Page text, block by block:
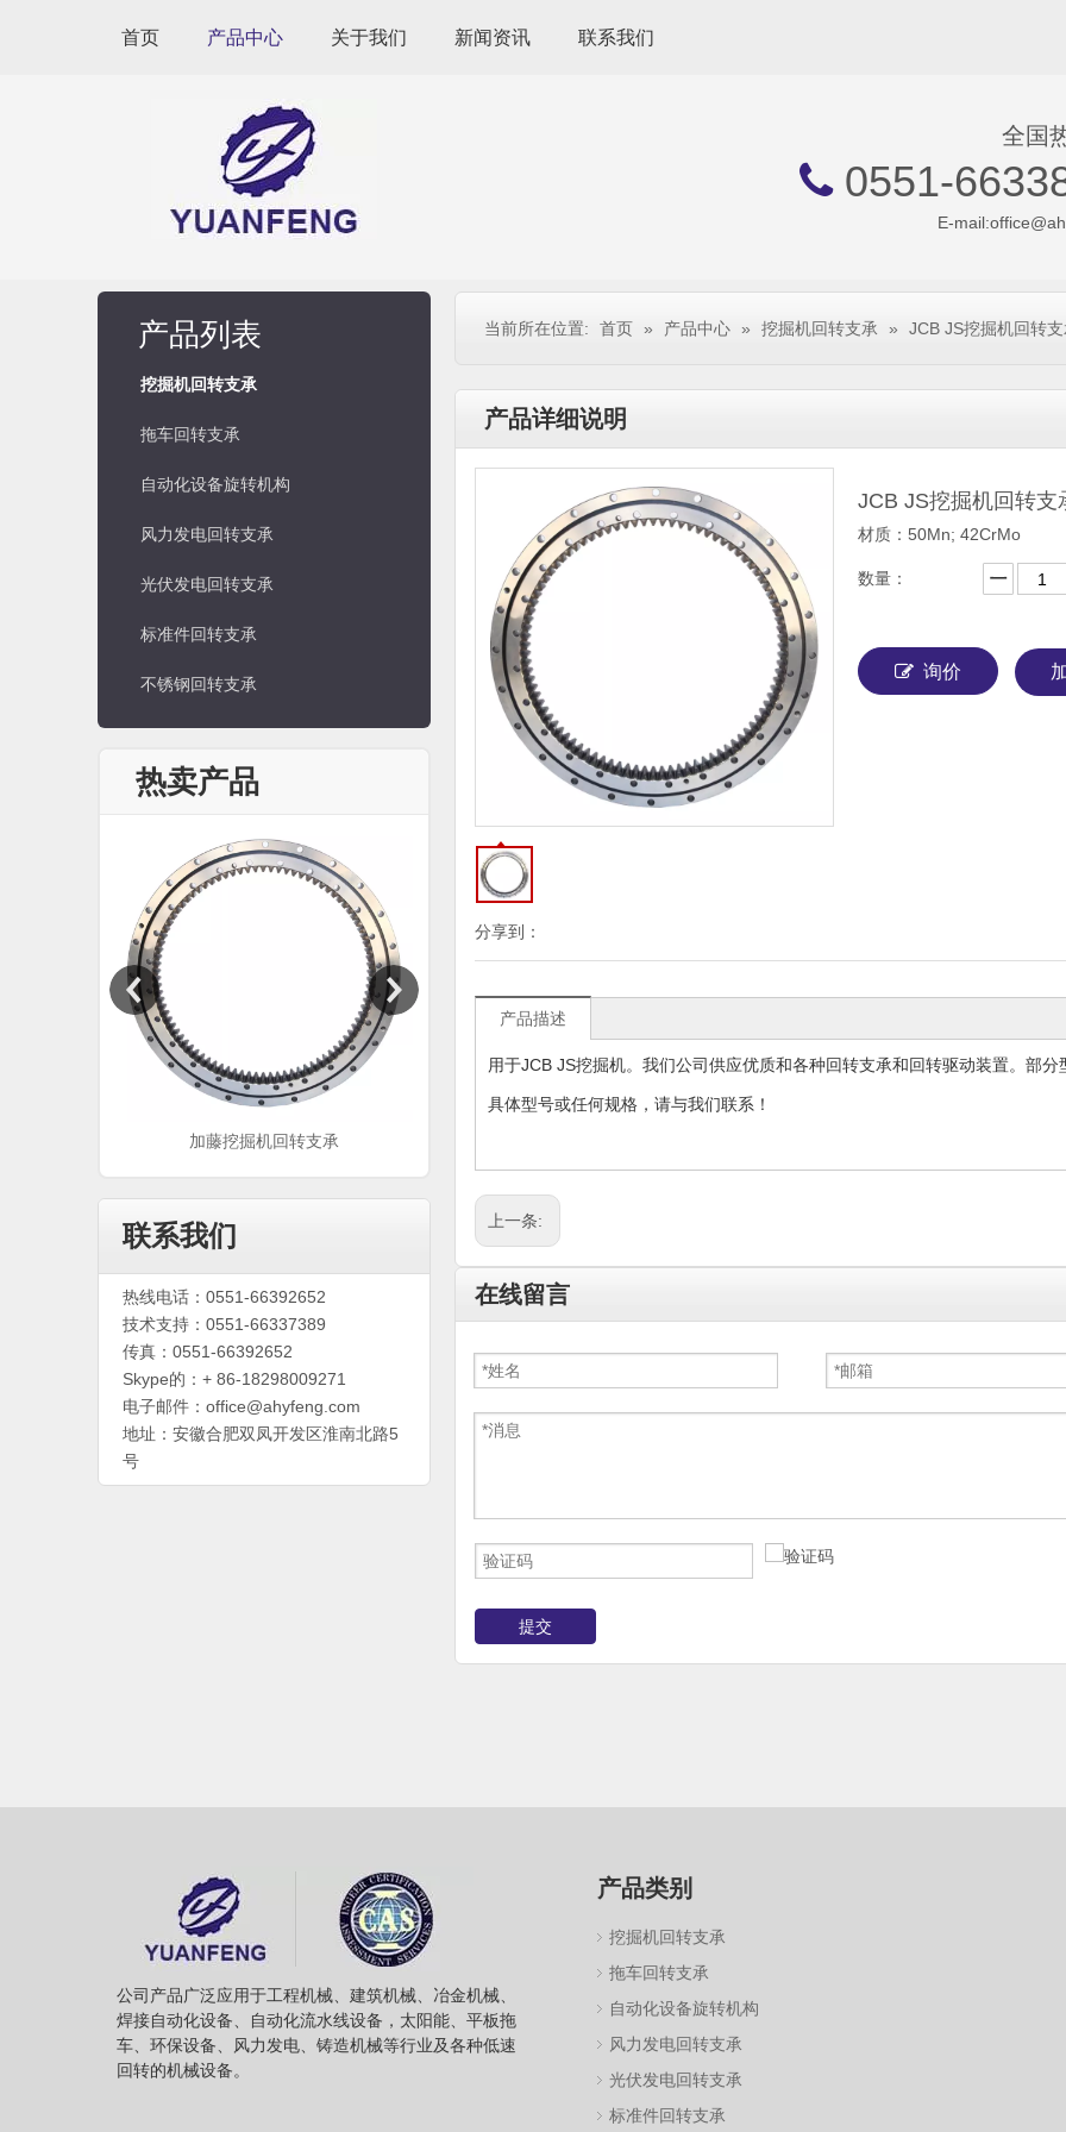
首页 产品中心 关于我们 新闻资讯 联系我们
全国
0551-
E-mail:
产品列表
挖掘机回转支承
拖车回转支承
自动化设备旋转机构
风力发电回转支承
光伏发电回转支承
标准件回转支承
不锈钢回转支承
热卖产品
加藤挖掘机回转支承
住友挖掘机回转支承
联系我们
热线电话：0551-66392652
技术支持：0551-66337389
传真：0551-66392652
Skype的：+ 86-18298009271
电子邮件： office@ahyfeng.com
地址：安徽合肥双凤开发区淮南北路5
号
当前所在位置: 首页 » 产品中心 » 挖掘机回转支承 » JCB JS挖掘机回转
产品详细说明
分享到：
JCB JS挖掘机回转
材质：50Mn; 42CrMo
数量：
询价
产品描述
用于JCB JS挖掘机。我们公司供应优质和各种回转支承和回转驱动装置。部
具体型号或任何规格，请与我们联系！
上一条:
在线留言
提交
公司产品广泛应用于工程机械、建筑机械、冶金机械、
焊接自动化设备、自动化流水线设备，太阳能、平板拖
车、环保设备、风力发电、铸造机械等行业及各种低速
回转的机械设备。
产品类别
挖掘机回转支承
拖车回转支承
自动化设备旋转机构
风力发电回转支承
光伏发电回转支承
标准件回转支承